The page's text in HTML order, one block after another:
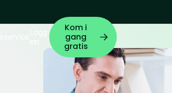
Logg
Kom i
gang
gratis